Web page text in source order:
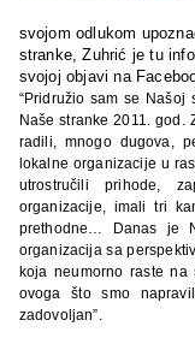
svojom odlukom
stranke, Zuhrić je tu
svojoj objavi na
“Pridružio sam se
Naše stranke 2011. god.
radili, mnogo dugova,
lokalne organizacije u
utrostručili prihode,
organizacije, imali tri
prethodne… Danas je
organizacija sa
koja neumorno raste
ovoga što smo
zadovoljan”.